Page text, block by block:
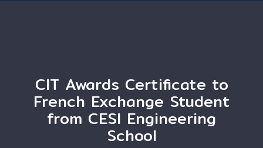
CIT Awards Certificate to
French Exchange Student
from CESI Engineering
School